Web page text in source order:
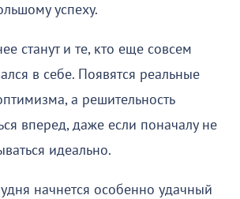
успеху.
станут и те, кто еще совсем
в себе. Появятся реальные
а решительность
вперед, даже если поначалу не
идеально.
начнется особенно удачный